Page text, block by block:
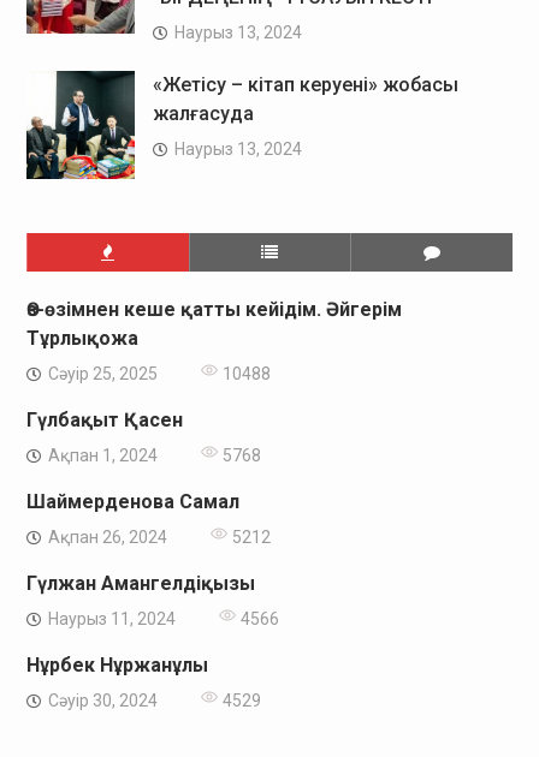
Наурыз 13, 2024
«Жетісу – кітап керуені» жобасы
жалғасуда
Наурыз 13, 2024
Өз-өзімнен кеше қатты кейідім. Әйгерім
Тұрлықожа
Сәуір 25, 2025 10488
Гүлбақыт Қасен
Ақпан 1, 2024 5768
Шаймерденова Самал
Ақпан 26, 2024 5212
Гүлжан Амангелдіқызы
Наурыз 11, 2024 4566
Нұрбек Нұржанұлы
Сәуір 30, 2024 4529